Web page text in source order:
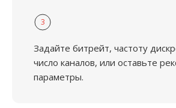
3
Задайте битрейт, частоту
число каналов, или оставьте
параметры.